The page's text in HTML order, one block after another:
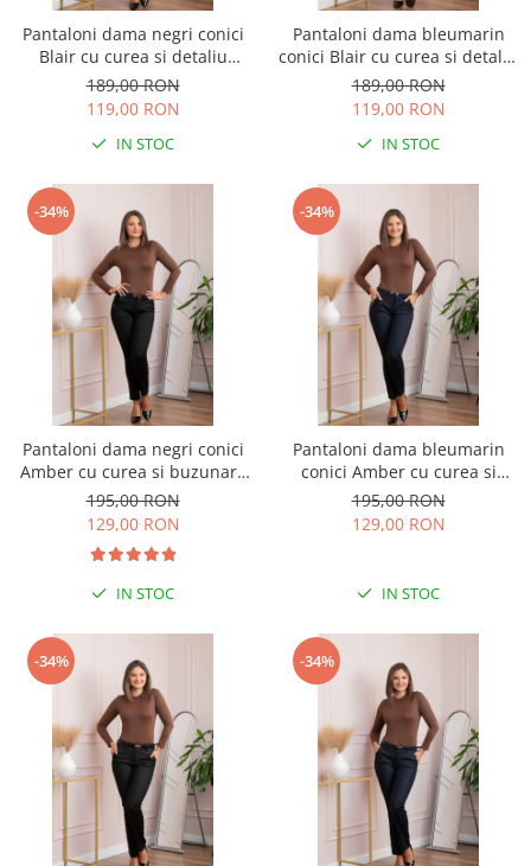
Pantaloni dama negri conici
Blair cu curea si detaliu
fundita
189,00 RON
119,00 RON
IN STOC
Pantaloni dama bleumarin
conici Blair cu curea si detaliu
fundita
189,00 RON
119,00 RON
IN STOC
-34%
Pantaloni dama negri conici
Amber cu curea si buzunare
functionale
195,00 RON
129,00 RON
IN STOC
-34%
Pantaloni dama bleumarin
conici Amber cu curea si
buzunare functionale
195,00 RON
129,00 RON
IN STOC
-34% -34%